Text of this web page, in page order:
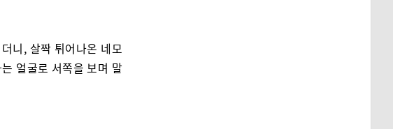
니, 살짝 튀어나온 네모
얼굴로 서쪽을 보며 말